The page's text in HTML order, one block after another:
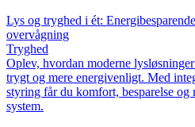
Lys og tryghed i ét:
overvågning
Tryghed
Oplev, hvordan moderne
trygt og mere energivenligt. Med
styring får du komfort, besparelse og
system.